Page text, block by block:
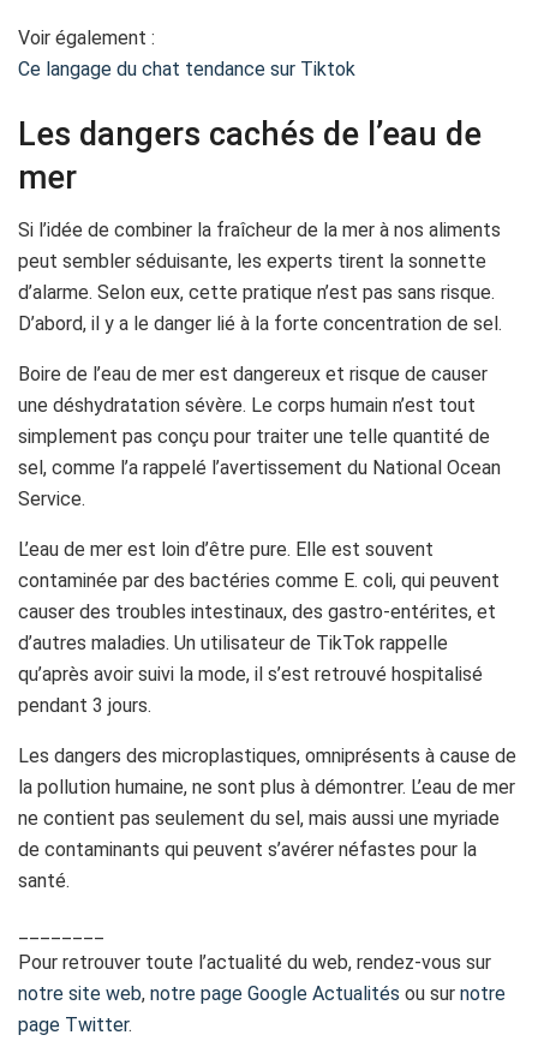
Voir également :
Ce langage du chat tendance sur Tiktok
Les dangers cachés de l’eau de
mer
Si l’idée de combiner la fraîcheur de la mer à nos aliments
peut sembler séduisante, les experts tirent la sonnette
d’alarme. Selon eux, cette pratique n’est pas sans risque.
D’abord, il y a le danger lié à la forte concentration de sel.
Boire de l’eau de mer est dangereux et risque de causer
une déshydratation sévère. Le corps humain n’est tout
simplement pas conçu pour traiter une telle quantité de
sel, comme l’a rappelé l’avertissement du National Ocean
Service.
L’eau de mer est loin d’être pure. Elle est souvent
contaminée par des bactéries comme E. coli, qui peuvent
causer des troubles intestinaux, des gastro-entérites, et
d’autres maladies. Un utilisateur de TikTok rappelle
qu’après avoir suivi la mode, il s’est retrouvé hospitalisé
pendant 3 jours.
Les dangers des microplastiques, omniprésents à cause de
la pollution humaine, ne sont plus à démontrer. L’eau de mer
ne contient pas seulement du sel, mais aussi une myriade
de contaminants qui peuvent s’avérer néfastes pour la
santé.
Pour retrouver toute l’actualité du web, rendez-vous sur
notre site web, notre page Google Actualités ou sur notre
page Twitter.